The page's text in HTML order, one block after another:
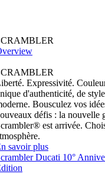
Expressivité.
d'authenticité, de
Bousculez vos
défis : la nouvelle
est arrivée.
savoir plus
Ducati 10°